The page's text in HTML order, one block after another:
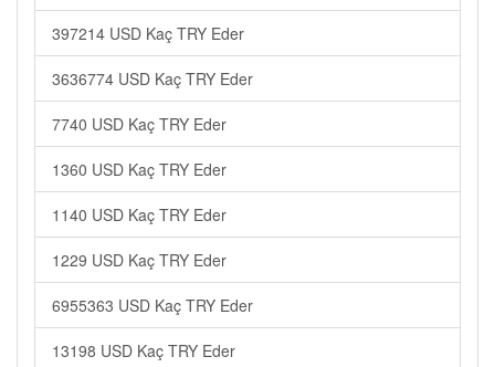
397214 USD Kaç TRY Eder
3636774 USD Kaç TRY Eder
7740 USD Kaç TRY Eder
1360 USD Kaç TRY Eder
1140 USD Kaç TRY Eder
1229 USD Kaç TRY Eder
6955363 USD Kaç TRY Eder
13198 USD Kaç TRY Eder